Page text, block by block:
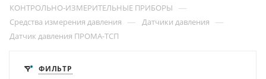
КОНТРОЛЬНО-ИЗМЕРИТЕЛЬНЫЕ ПРИБОРЫ —
Средства измерения давления — Датчики давления —
Датчик давления ПРОМА-ТСП
ФИЛЬТР